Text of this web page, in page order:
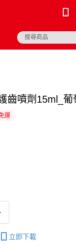
齒噴劑15ml_葡
運
立即下載